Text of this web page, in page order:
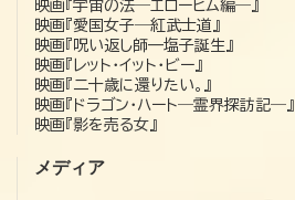
映画『宇宙の法―エローヒム編―』
映画『愛国女子―紅武士道』
映画『呪い返し師—塩子誕生』
映画『レット・イット・ビー』
映画『二十歳に還りたい。』
映画『ドラゴン・ハート―霊界探訪記―』
映画『影を売る女』
メディア